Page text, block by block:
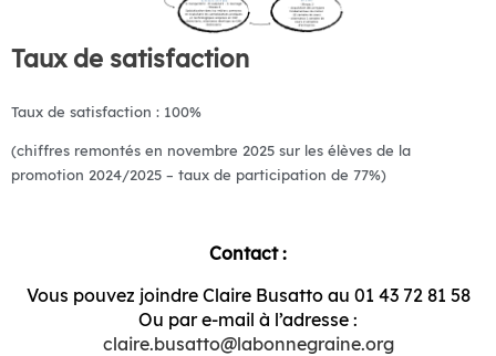
Taux de satisfaction
Taux de satisfaction : 100%
(chiffres remontés en novembre 2025 sur les élèves de la
promotion 2024/2025 – taux de participation de 77%)
Contact :
Vous pouvez joindre Claire Busatto au 01 43 72 81 58
Ou par e-mail à l’adresse :
claire.busatto@labonnegraine.org